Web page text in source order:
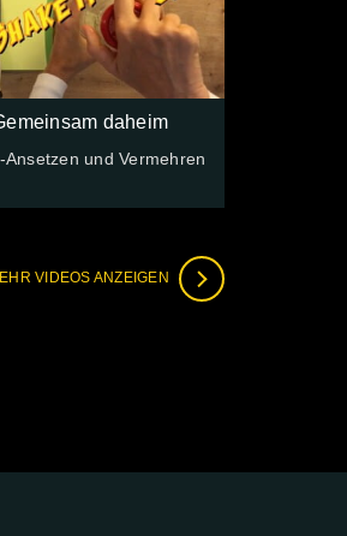
daheim
Ansetzen und Vermehren
VIDEOS ANZEIGEN